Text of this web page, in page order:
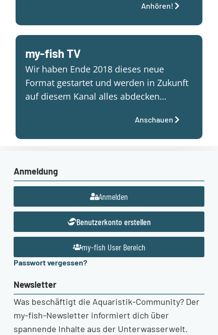
Anhören!
my-fish TV
Wir haben Ende 2018 dieses neue
Format gestartet und werden in Zukunft
auf diesem Kanal alles abdecken…
Anschauen
Anmeldung
Anmelden
Benutzerkonto erstellen
my-fish User Bereich
Passwort vergessen?
Newsletter
Was beschäftigt die Aquaristik-Community? Der
my-fish-Newsletter informiert dich über
spannende Inhalte aus der Unterwasserwelt.